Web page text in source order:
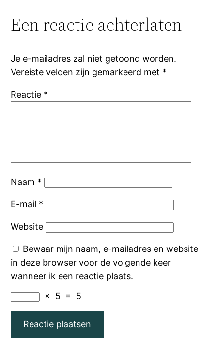
Een reactie achterlaten
Je e-mailadres zal niet getoond worden.
Vereiste velden zijn gemarkeerd met *
Reactie *
Naam *
E-mail *
Website
Bewaar mijn naam, e-mailadres en website
in deze browser voor de volgende keer
wanneer ik een reactie plaats.
×
5 = 5